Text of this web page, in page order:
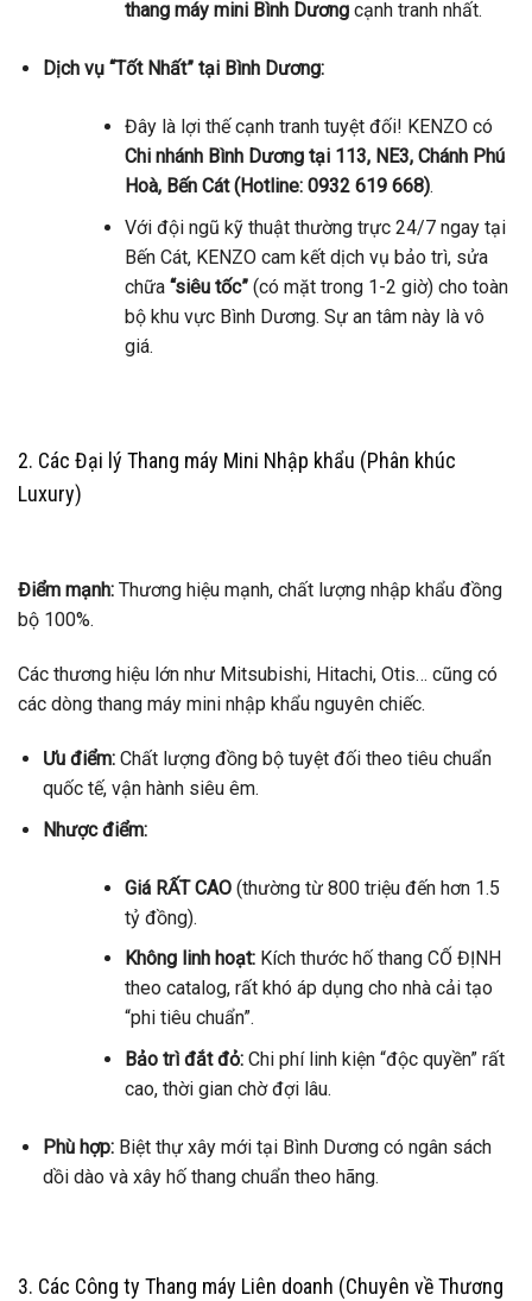
thang máy mini Bình Dươngcạnh tranh nhất.
Dịch vụ “Tốt Nhất” tại Bình Dương:
Đây là lợi thế cạnh tranh tuyệt đối! KENZO có
Chi nhánh Bình Dương tại 113, NE3, Chánh Phú
Hoà, Bến Cát (Hotline: 0932 619 668).
Với đội ngũ kỹ thuật thường trực 24/7 ngay tại
Bến Cát, KENZO cam kết dịch vụ bảo trì, sửa
chữa “siêu tốc”(có mặt trong 1-2 giờ) cho toàn
bộ khu vực Bình Dương. Sự an tâm này là vô
giá.
2. Các Đại lý Thang máy Mini Nhập khẩu (Phân khúc
Luxury)
Điểm mạnh: Thương hiệu mạnh, chất lượng nhập khẩu đồng
bộ 100%.
Các thương hiệu lớn như Mitsubishi, Hitachi, Otis… cũng có
các dòng thang máy mini nhập khẩu nguyên chiếc.
Ưu điểm:Chất lượng đồng bộ tuyệt đối theo tiêu chuẩn
quốc tế, vận hành siêu êm.
Nhược điểm:
Giá RẤT CAO(thường từ 800 triệu đến hơn 1.5
tỷ đồng).
Không linh hoạt:Kích thước hố thang CỐ ĐỊNH
theo catalog, rất khó áp dụng cho nhà cải tạo
“phi tiêu chuẩn”.
Bảo trì đắt đỏ:Chi phí linh kiện “độc quyền” rất
cao, thời gian chờ đợi lâu.
Phù hợp:Biệt thự xây mới tại Bình Dương có ngân sách
dồi dào và xây hố thang chuẩn theo hãng.
3. Các Công ty Thang máy Liên doanh (Chuyên về Thương